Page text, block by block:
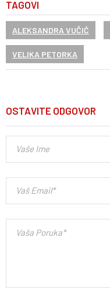
TAGOVI
ALEKSANDRA VUČIĆ
VELIKA PETORKA
OSTAVITE ODGOVOR